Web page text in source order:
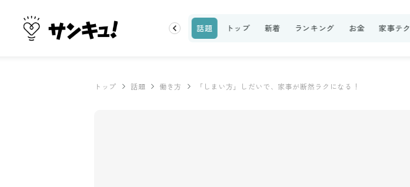
100均・雑貨 スーパー 料理レシピ 話題 トップ 新着 ランキング お金 家事テク
トップ 話題 働き方 「しまい方」しだいで、家事が断然ラクになる！